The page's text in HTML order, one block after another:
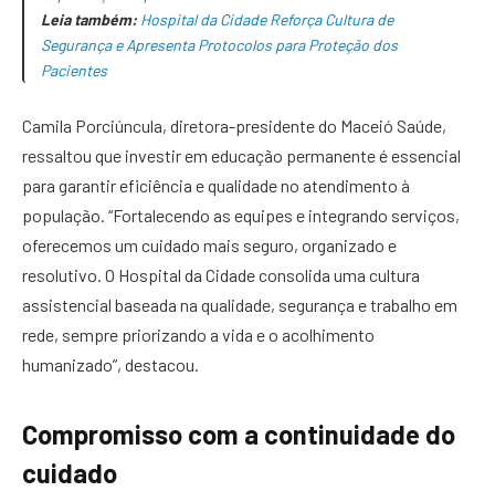
Leia também: Hospital da Cidade Reforça Cultura de
Segurança e Apresenta Protocolos para Proteção dos
Pacientes
Camila Porciúncula, diretora-presidente do Maceió Saúde,
ressaltou que investir em educação permanente é essencial
para garantir eficiência e qualidade no atendimento à
população. “Fortalecendo as equipes e integrando serviços,
oferecemos um cuidado mais seguro, organizado e
resolutivo. O Hospital da Cidade consolida uma cultura
assistencial baseada na qualidade, segurança e trabalho em
rede, sempre priorizando a vida e o acolhimento
humanizado”, destacou.
Compromisso com a continuidade do
cuidado